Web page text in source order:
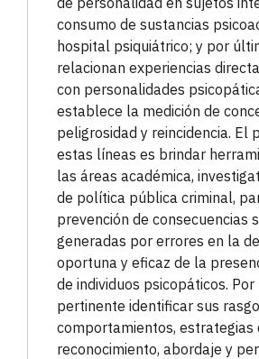
consumo de sustancias
hospital psiquiátrico; y por
relacionan experiencias
con personalidades
establece la medición de
peligrosidad y reincidencia. El
estas líneas es brindar
las áreas académica,
de política pública criminal,
prevención de consecuencias
generadas por errores en la
oportuna y eficaz de la
de individuos psicopáticos.
pertinente identificar sus
comportamientos, estrategias
reconocimiento, abordaje y